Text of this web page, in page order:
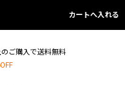
カートへ入れる
ご購入で送料無料